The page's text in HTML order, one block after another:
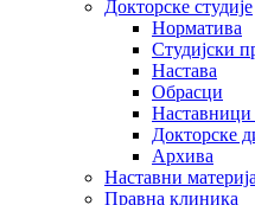
Докторске студије
Норматива
Студијски
Настава
Обрасци
Наставници
Докторске
Архива
Наставни
Правна клиника